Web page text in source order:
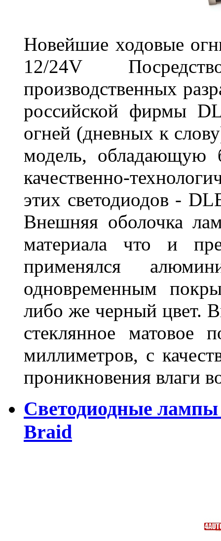
Новейшие ходовые
12/24V
производственных
российской фирмы
огней (дневных к
модель,
качественно-
этих светодиодов -
Внешняя оболочка
материала что и
применялся
одновременным
либо же черный цвет.
стеклянное матовое
миллиметров, с
проникновения влаги
Светодиодные лампы
Braid